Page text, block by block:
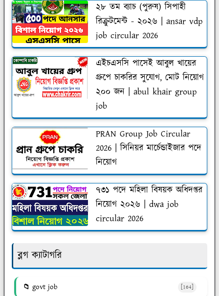
২৮ তম ব্যাচ (পুরুষ) সিপাহী
রিক্রুটমেন্ট - ২০২৬ | ansar vdp
job circular 2026
এইচএসসি পাসেই আবুল খায়ের
গ্রুপে চাকরির সুযোগ, মোট নিয়োগ
২০০ জন | abul khair group
job
PRAN Group Job Circular
2026 | সিনিয়র মার্চেন্ডাইজার পদে
নিয়োগ
৭৩১ পদে মহিলা বিষয়ক অধিদপ্তর
নিয়োগ ২০২৬ | dwa job
circular 2026
ব্লগ ক্যাটাগরি
govt job [164]